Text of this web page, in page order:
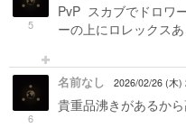
5
PvP スカブでドロワ
ーの上にロレックス
6
名前なし 2026/02/26 (木)
貴重品沸きがあるか